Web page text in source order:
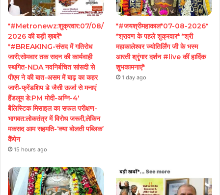
*#Metronewz:शुक्रवार:07/08/
2026 की बड़ी ख़बरें*
*#BREAKING-संसद में गतिरोध
जारी;सोमवार तक सदन की कार्यवाही
स्थगित-NDA नवनिर्बचित सांसदी से
पीएम ने की बात-असम में बाढ़ का कहर
जारी-फ्रेंडशिप डे जैसी ऊर्जा से मनाएं
हैंडलूम डे:PM मोदी-अग्नि-4′
बैलिस्टिक मिसाइल का सफल परीक्षण-
भागवत:लोकतंत्र में विरोध जरूरी,लेकिन
मकसद आम सहमति-‘क्या बोलती पब्लिक’
कैंपेन
15 hours ago
*#जयश्रीमहाकाल*07-08-2026*
*श्रावण के पहले शुक्रवार* *श्री
महाकालेश्वर ज्योतिर्लिंग जी के भस्म
आरती श्रृंगार दर्शन #live कीं हार्दिक
शुभकामनाएं*
1 day ago